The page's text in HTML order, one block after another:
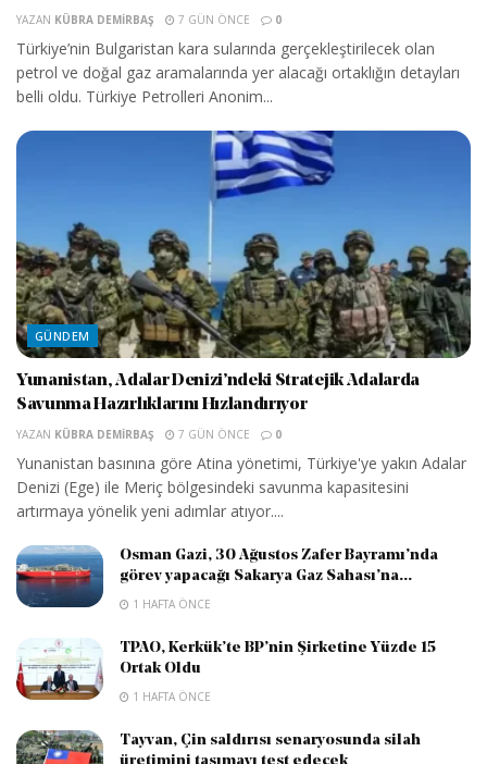
YAZAN KÜBRA DEMIRBAŞ 7 GÜN ÖNCE 0
Türkiye’nin Bulgaristan kara sularında gerçekleştirilecek olan
petrol ve doğal gaz aramalarında yer alacağı ortaklığın detayları
belli oldu. Türkiye Petrolleri Anonim...
GÜNDEM
Yunanistan, Adalar Denizi’ndeki Stratejik Adalarda
Savunma Hazırlıklarını Hızlandırıyor
YAZAN KÜBRA DEMIRBAŞ 7 GÜN ÖNCE 0
Yunanistan basınına göre Atina yönetimi, Türkiye'ye yakın Adalar
Denizi (Ege) ile Meriç bölgesindeki savunma kapasitesini
artırmaya yönelik yeni adımlar atıyor....
Osman Gazi, 30 Ağustos Zafer Bayramı’nda
görev yapacağı Sakarya Gaz Sahası’na...
1 HAFTA ÖNCE
TPAO, Kerkük’te BP’nin Şirketine Yüzde 15
Ortak Oldu
1 HAFTA ÖNCE
Tayvan, Çin saldırısı senaryosunda silah